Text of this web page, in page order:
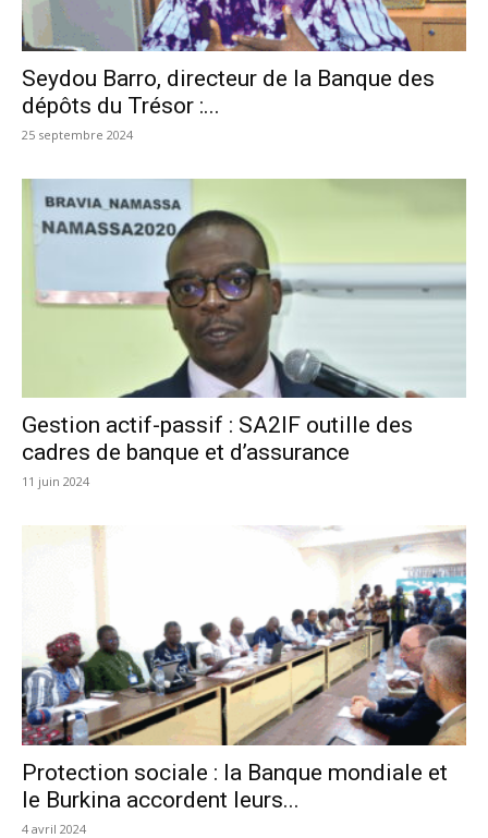
Seydou Barro, directeur de la Banque des
dépôts du Trésor :...
25 septembre 2024
Gestion actif-passif : SA2IF outille des
cadres de banque et d’assurance
11 juin 2024
Protection sociale : la Banque mondiale et
le Burkina accordent leurs...
4 avril 2024